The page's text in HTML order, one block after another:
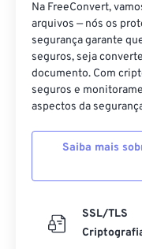
Na FreeConvert,
arquivos — nós os
segurança garante
seguros, seja
documento. Com
seguros e
aspectos da
Saiba mais
SSL/TLS